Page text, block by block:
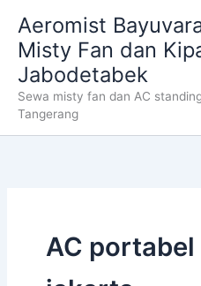
content
Aeromist
Misty Fan dan
Jabodetabek
Sewa misty fan dan AC
Tangerang
AC portabel